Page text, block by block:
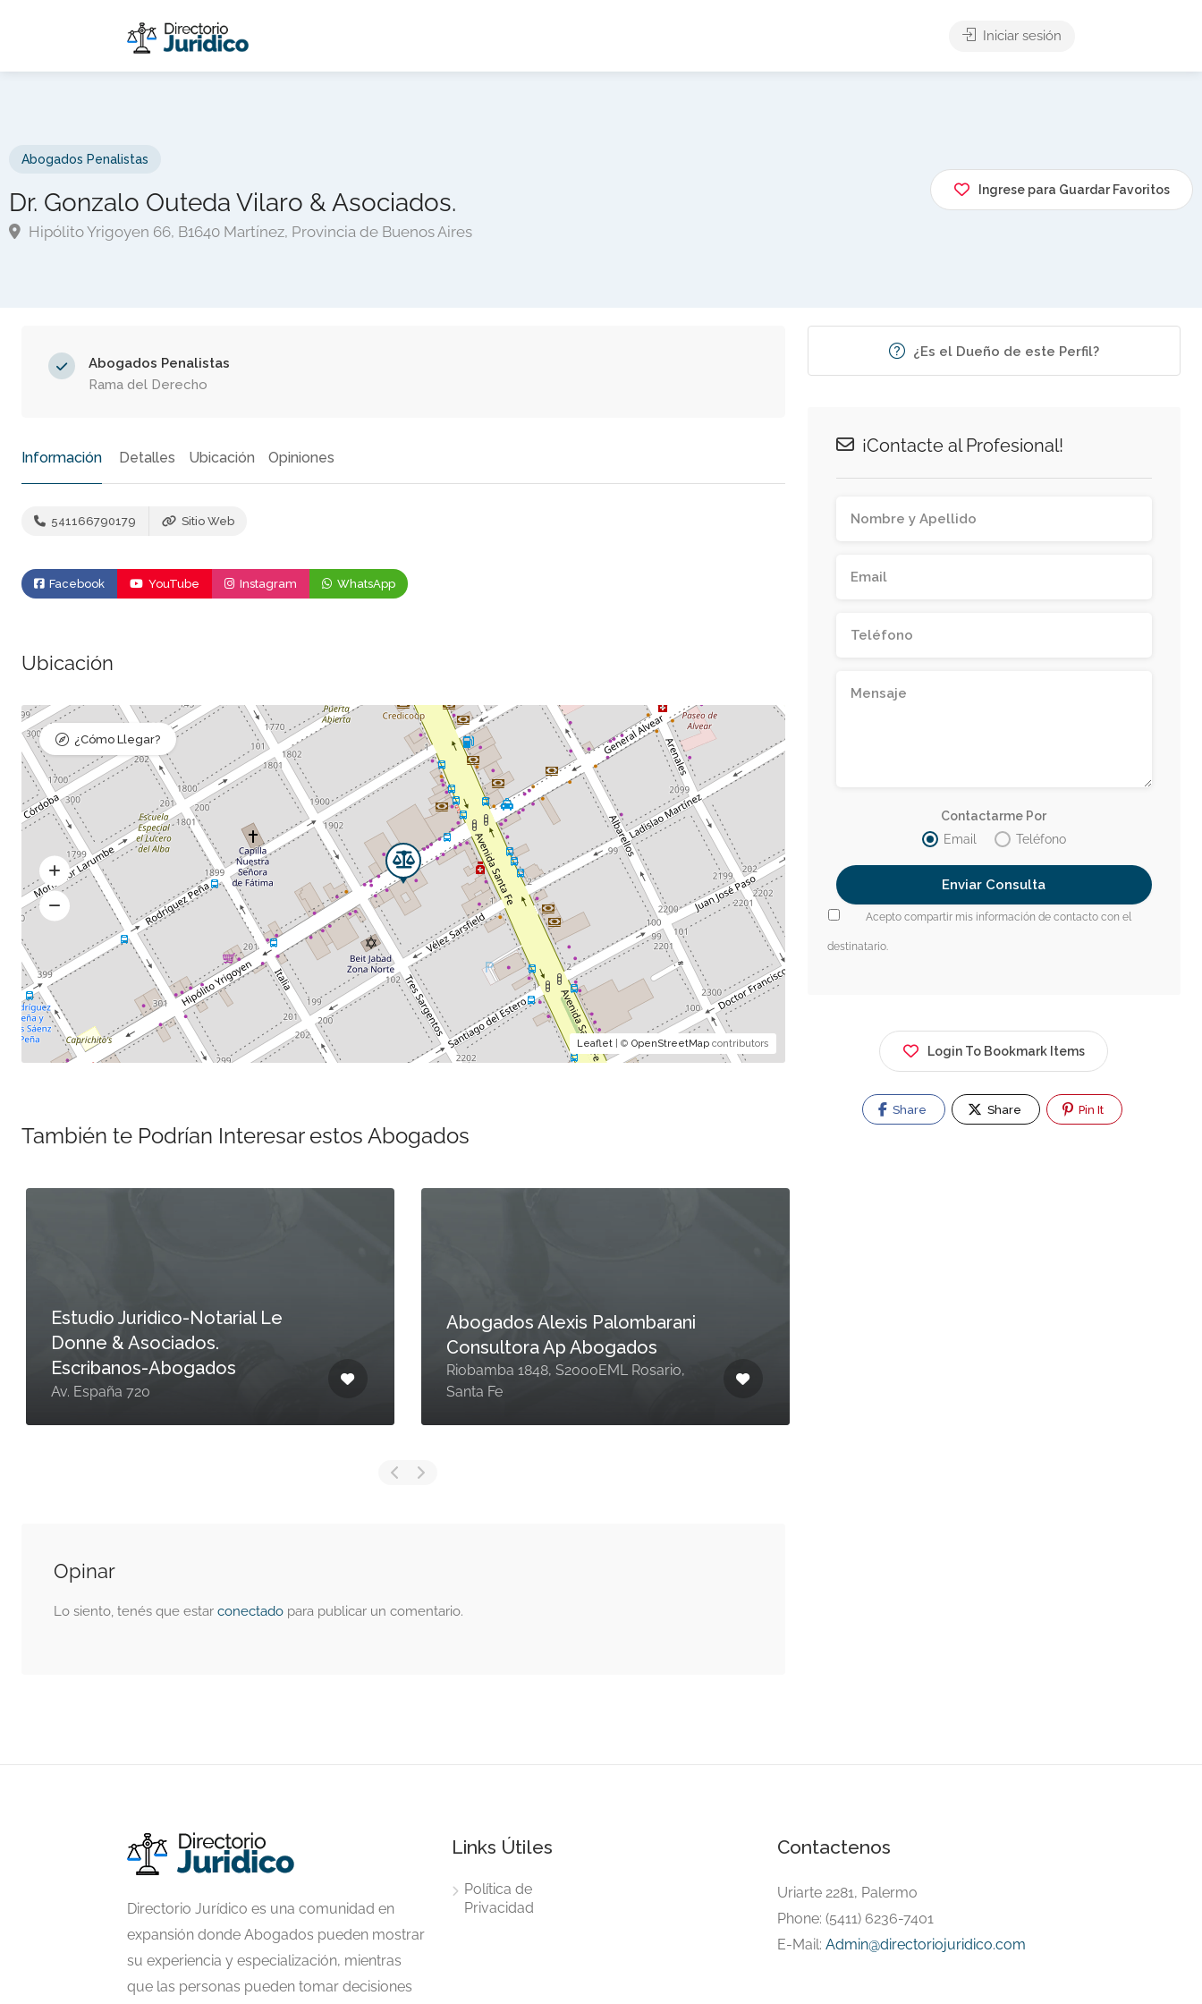
Iniciar sesión
Abogados Penalistas
Dr. Gonzalo Outeda Vilaro & Asociados.
Hipólito Yrigoyen 66, B1640 Martínez, Provincia de Buenos Aires
Ingrese para Guardar Favoritos
Abogados Penalistas
Rama del Derecho
Información Detalles Ubicación Opiniones
541166790179 Sitio Web
Facebook YouTube Instagram WhatsApp
Ubicación
Leaflet | ©OpenStreetMap contributors
¿Cómo Llegar?
También te Podrían Interesar estos Abogados
Estudio Juridico-Notarial Le
Donne & Asociados.
Escribanos-Abogados
Av. España 720
Abogados Alexis Palombarani
Consultora Ap Abogados
Riobamba 1848, S2000EML Rosario,
Santa Fe
Opinar
Lo siento, tenés que estarconectado para publicar un comentario.
¿Es el Dueño de este Perfil?
¡Contacte al Profesional!
Contactarme Por
Email
Teléfono
Acepto compartir mis información de contacto con el
destinatario.
Login To Bookmark Items
Share Share Pin It
Directorio Jurídico es una comunidad en
expansión donde Abogados pueden mostrar
su experiencia y especialización, mientras
que las personas pueden tomar decisiones
Links Útiles
Política de
Privacidad
Contactenos
Uriarte 2281, Palermo
Phone: (5411) 6236-7401
E-Mail: Admin@directoriojuridico.com